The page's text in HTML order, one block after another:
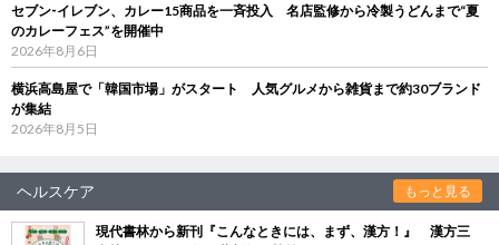
セブン‐イレブン、カレー15商品を一斉投入 名店監修から冷製うどんまで“夏
のカレーフェス”を開催中
2026年8月6日
横浜高島屋で「韓国市場」がスタート 人気グルメから雑貨まで約30ブランド
が集結
2026年8月5日
ヘルスケア もっと見る
現代書林から新刊『こんなときには、まず、漢方！』 漢方三